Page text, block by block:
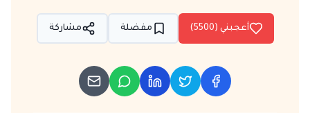
أعجبني (5500
) مفضلة مشاركة